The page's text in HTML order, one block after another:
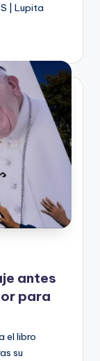
| Lupita
antes
para
el libro
su